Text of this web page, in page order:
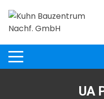
Inhalt
springen
UA